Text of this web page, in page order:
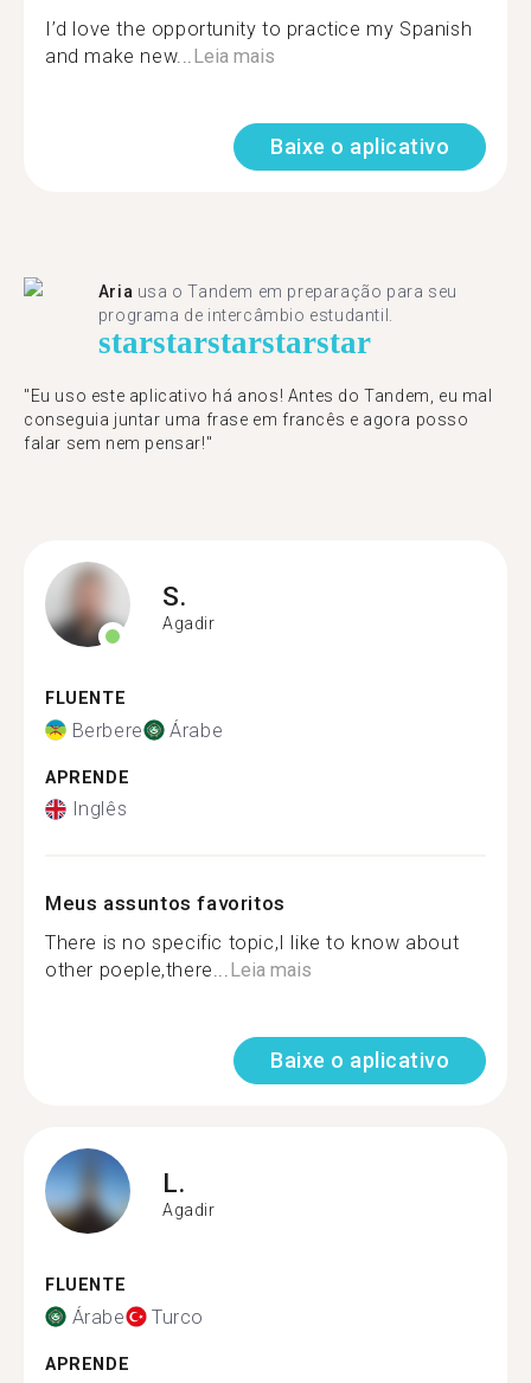
I’d love the opportunity to practice my Spanish
and make new...Leia mais
Baixe o aplicativo
Aria usa o Tandem em preparação para seu
programa de intercâmbio estudantil.
starstarstarstarstar
"​​Eu uso este aplicativo há anos! Antes do Tandem, eu mal
conseguia juntar uma frase em francês e agora posso
falar sem nem pensar!"
S.
Agadir
FLUENTE
Berbere Árabe
APRENDE
Inglês
Meus assuntos favoritos
There is no specific topic,I like to know about
other poeple,there...Leia mais
Baixe o aplicativo
L.
Agadir
FLUENTE
Árabe Turco
APRENDE